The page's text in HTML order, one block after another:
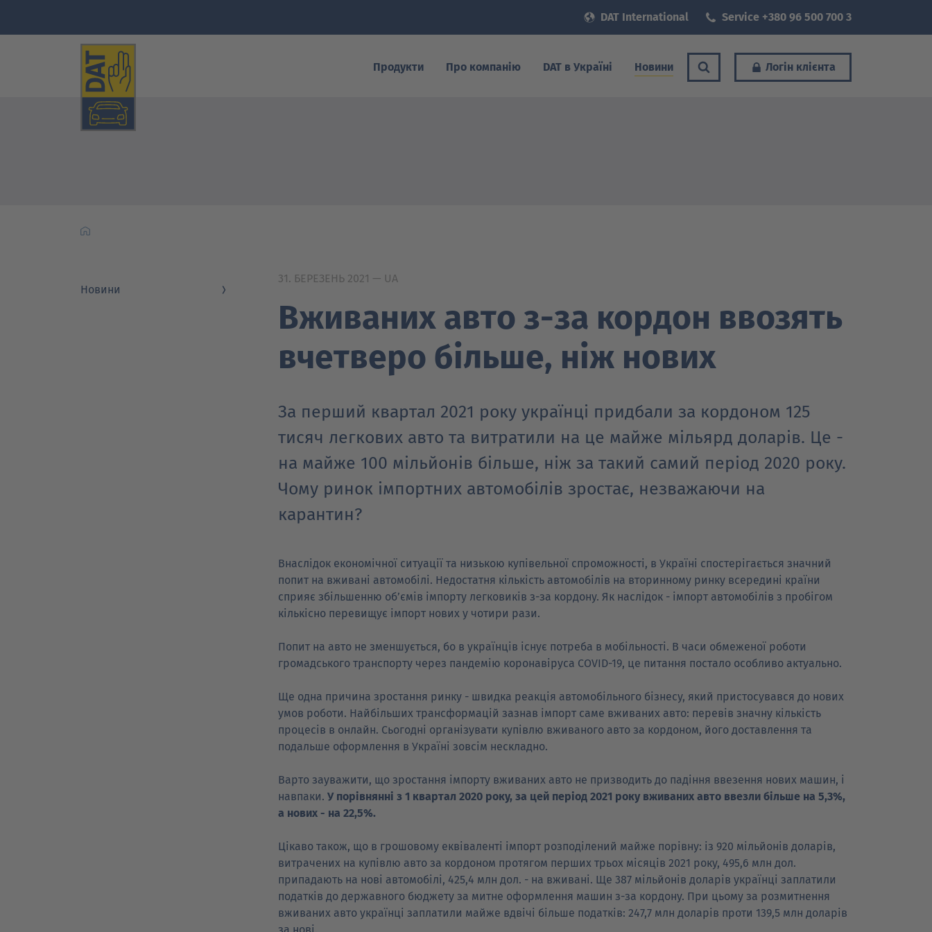
DAT International Service +380 96 500 700 3
Продукти Про компанію DAT в Україні Новини Логін клієнта
31. БЕРЕЗЕНЬ 2021 — UA
Вживаних авто з-за кордон ввозять
вчетверо більше, ніж нових
За перший квартал 2021 року українці придбали за кордоном 125
тисяч легкових авто та витратили на це майже мільярд доларів. Це -
на майже 100 мільйонів більше, ніж за такий самий період 2020 року.
Чому ринок імпортних автомобілів зростає, незважаючи на
карантин?
Внаслідок економічної ситуації та низькою купівельної спроможності, в Україні спостерігається значний
попит на вживані автомобілі. Недостатня кількість автомобілів на вторинному ринку всередині країни
сприяє збільшенню об’ємів імпорту легковиків з-за кордону. Як наслідок - імпорт автомобілів з пробігом
кількісно перевищує імпорт нових у чотири рази.
Попит на авто не зменшується, бо в українців існує потреба в мобільності. В часи обмеженої роботи
громадського транспорту через пандемію коронавіруса COVID-19, це питання постало особливо актуально.
Ще одна причина зростання ринку - швидка реакція автомобільного бізнесу, який пристосувався до нових
умов роботи. Найбільших трансформацій зазнав імпорт саме вживаних авто: перевів значну кількість
процесів в онлайн. Сьогодні організувати купівлю вживаного авто за кордоном, його доставлення та
подальше оформлення в Україні зовсім нескладно.
Варто зауважити, що зростання імпорту вживаних авто не призводить до падіння ввезення нових машин, і
навпаки. У порівнянні з 1 квартал 2020 року, за цей період 2021 року вживаних авто ввезли більше на 5,3%,
а нових - на 22,5%.
Цікаво також, що в грошовому еквіваленті імпорт розподілений майже порівну: із 920 мільйонів доларів,
витрачених на купівлю авто за кордоном протягом перших трьох місяців 2021 року, 495,6 млн дол.
припадають на нові автомобілі, 425,4 млн дол. - на вживані. Ще 387 мільйонів доларів українці заплатили
податків до державного бюджету за митне оформлення машин з-за кордону. При цьому за розмитнення
вживаних авто українці заплатили майже вдвічі більше податків: 247,7 млн доларів проти 139,5 млн доларів
Новини